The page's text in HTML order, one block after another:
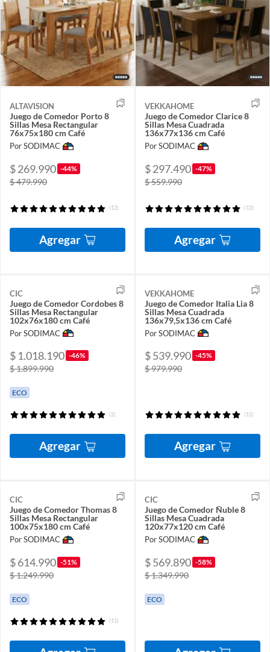
ALTAVISION
Juego de Comedor Porto 8
Sillas Mesa Rectangular
76x75x180 cm Café
Por SODIMAC
$ 269.990 -44%
$ 479.990
(12)
Agregar
VEKKAHOME
Juego de Comedor Clarice 8
Sillas Mesa Cuadrada
136x77x136 cm Café
Por SODIMAC
$ 297.490 -47%
$ 559.990
(12)
Agregar
CIC
Juego de Comedor Cordobes 8
Sillas Mesa Rectangular
102x76x180 cm Café
Por SODIMAC
$ 1.018.190 -46%
$ 1.899.990
ECO
(2)
Agregar
VEKKAHOME
Juego de Comedor Italia Lia 8
Sillas Mesa Cuadrada
136x79,5x136 cm Café
Por SODIMAC
$ 539.990 -45%
$ 979.990
(11)
Agregar
CIC
Juego de Comedor Thomas 8
Sillas Mesa Rectangular
100x75x180 cm Café
Por SODIMAC
$ 614.990 -51%
$ 1.249.990
ECO
(11)
CIC
Juego de Comedor Ñuble 8
Sillas Mesa Cuadrada
120x77x120 cm Café
Por SODIMAC
$ 569.890 -58%
$ 1.349.990
ECO